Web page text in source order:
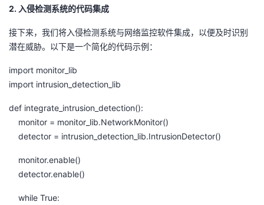
动
关
注
的
开
发
者
学
堂
我
的
Programs
我
的
我
2. 入侵检测系统的代码集成
接下来，我们将入侵检测系统与网络监控软件集成，以便及时识别
潜在威胁。以下是一个简化的代码示例：
import monitor_lib
import intrusion_detection_lib
def integrate_intrusion_detection():
monitor = monitor_lib.NetworkMonitor()
detector = intrusion_detection_lib.IntrusionDetector()
monitor.enable()
detector.enable()
while True: